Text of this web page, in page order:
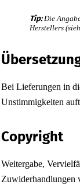
Tip:Die
Herstellers
Bei Lieferungen in
Unstimmigkeiten
Copyright
Weitergabe,
Zuwiderhandlungen